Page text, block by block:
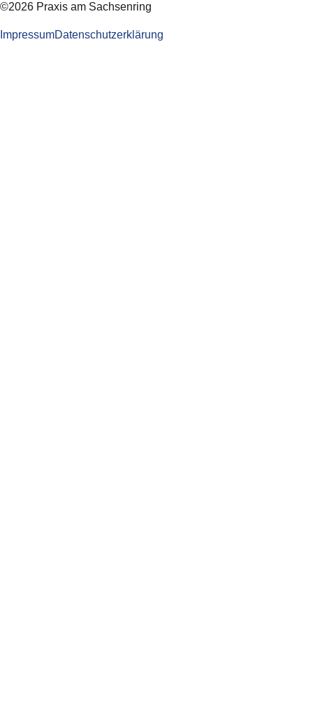
©2026 Praxis am Sachsenring
ImpressumDatenschutzerklärung